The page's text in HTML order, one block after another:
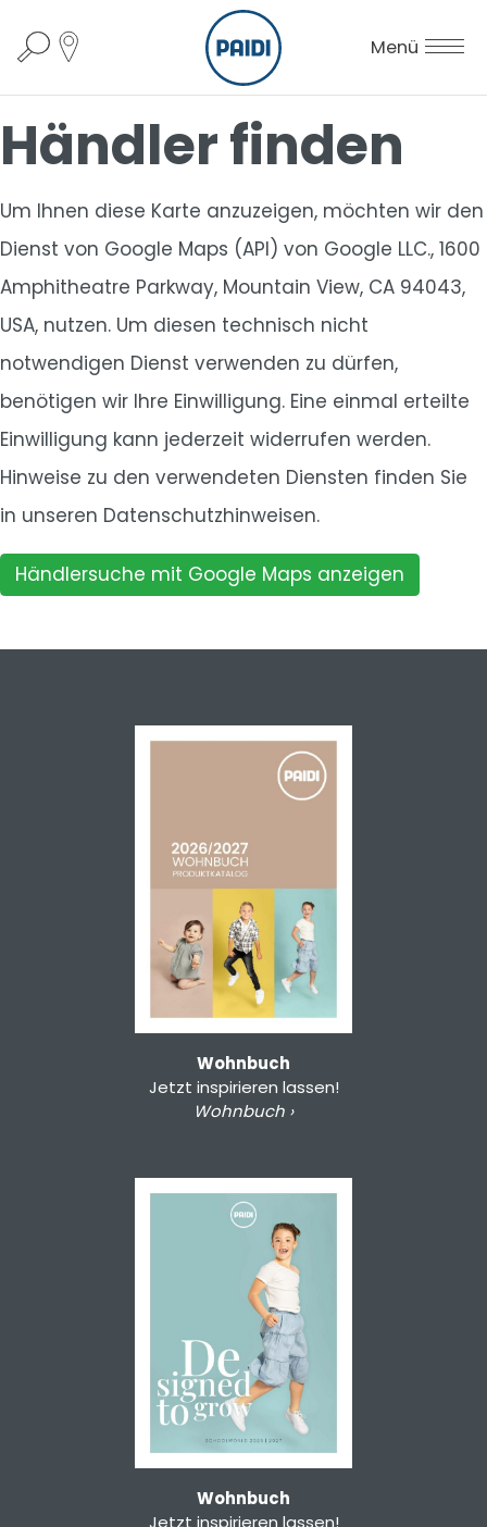
Menü
Händler finden
Um Ihnen diese Karte anzuzeigen, möchten wir den
Dienst von Google Maps (API) von Google LLC., 1600
Amphitheatre Parkway, Mountain View, CA 94043,
USA, nutzen. Um diesen technisch nicht
notwendigen Dienst verwenden zu dürfen,
benötigen wir Ihre Einwilligung. Eine einmal erteilte
Einwilligung kann jederzeit widerrufen werden.
Hinweise zu den verwendeten Diensten finden Sie
in unseren Datenschutzhinweisen.
Händlersuche mit Google Maps anzeigen
Wohnbuch
Jetzt inspirieren lassen!
Wohnbuch ›
Wohnbuch
Jetzt inspirieren lassen!